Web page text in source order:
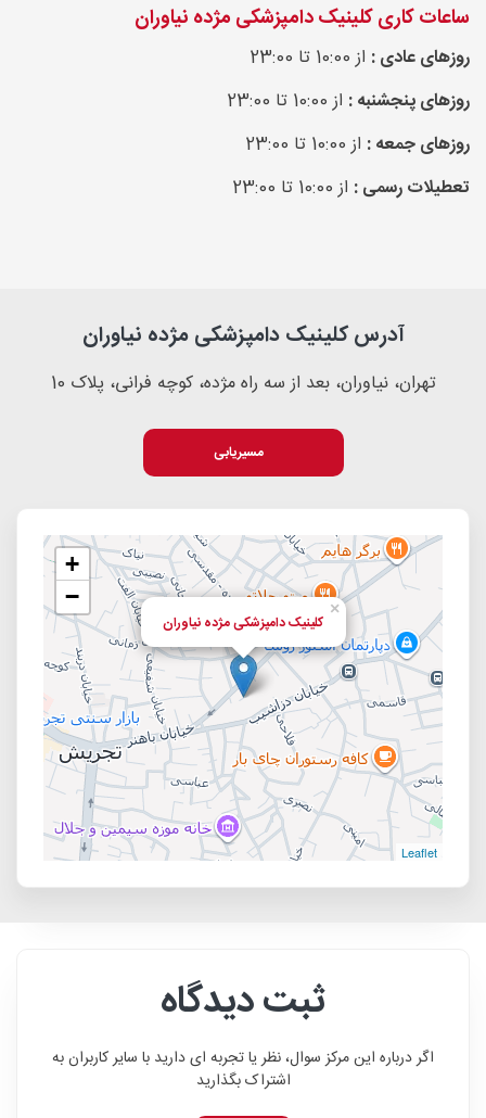
ساعات کاری کلینیک دامپزشکی مژده نیاوران
روزهای عادی : از 10:00 تا 23:00
روزهای پنجشنبه : از 10:00 تا 23:00
روزهای جمعه : از 10:00 تا 23:00
تعطیلات رسمی : از 10:00 تا 23:00
آدرس کلینیک دامپزشکی مژده نیاوران
تهران، نیاوران، بعد از سه راه مژده، کوچه فرانی، پلاک 10
مسیریابی
کلینیک دامپزشکی مژده نیاوران
×
+
−
Leaflet
ثبت دیدگاه
اگر درباره این مرکز سوال، نظر یا تجربه ای دارید با سایر کاربران به
اشتراک بگذارید